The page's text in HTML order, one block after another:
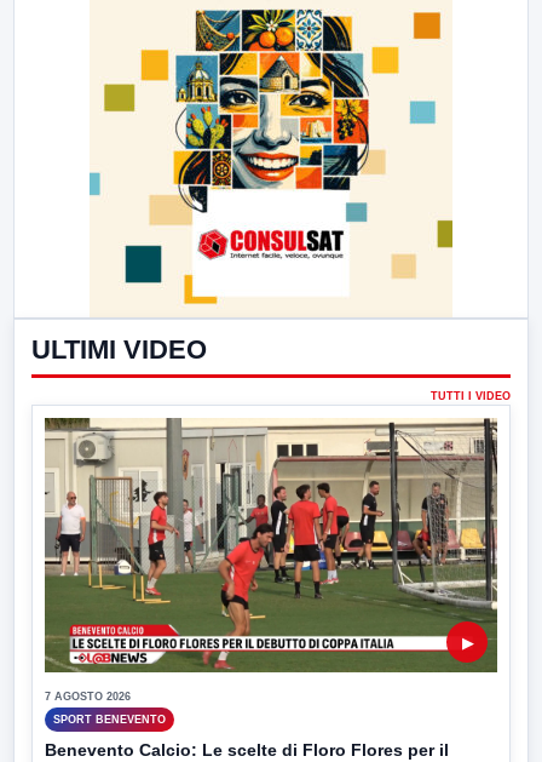
ULTIMI VIDEO
TUTTI I VIDEO
▶
7 AGOSTO 2026
SPORT BENEVENTO
Benevento Calcio: Le scelte di Floro Flores per il